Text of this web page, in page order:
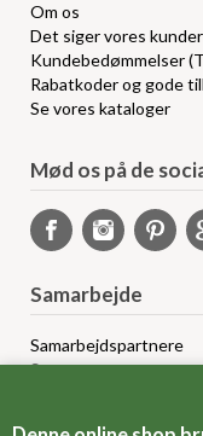
Om os
Det siger vores kunder
Kundebedømmelser
Rabatkoder og gode
Se vores kataloger
Mød os på de
Samarbejde
Samarbejdspartnere
Sponsorprogram